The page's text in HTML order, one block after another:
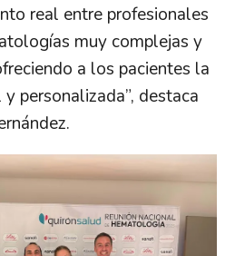
real entre profesionales
muy complejas y
a los pacientes la
personalizada”, destaca